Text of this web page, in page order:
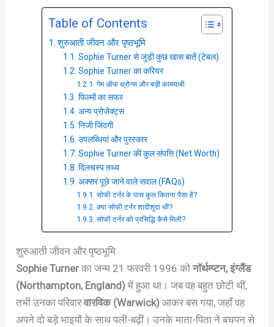
Table of Contents
शुरुआती जीवन और पृष्ठभूमि
Sophie Turner से जुड़ी कुछ खास बातें (टेबल)
Sophie Turner का करियर
गेम ऑफ थ्रोन्स और बड़ी कामयाबी
फिल्मों का सफर
अन्य प्रोजेक्ट्स
निजी जिंदगी
उपलब्धियां और पुरस्कार
Sophie Turner की कुल संपत्ति (Net Worth)
दिलचस्प तथ्य
अक्सर पूछे जाने वाले सवाल (FAQs)
सोफी टर्नर के पास कुल कितना पैसा है?
क्या सोफी टर्नर शादीशुदा थीं?
सोफी टर्नर को प्रसिद्धि कैसे मिली?
शुरुआती जीवन और पृष्ठभूमि
Sophie Turner का जन्म 21 फरवरी 1996 कोनॉर्थम्प्टन, इंग्लैंड
(Northampton, England) में हुआ था। जब वह बहुत छोटी थीं,
तभी उनका परिवारवारविक (Warwick) आकर बस गया, जहाँ वह
अपने दो बड़े भाइयों के साथ पली-बढ़ीं। उनके माता-पिता ने बचपन से